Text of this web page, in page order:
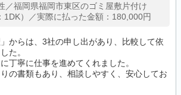
／福岡県福岡市東区のゴミ屋敷片付け
1DK）／実際に払った金額：180,000円
」からは、3社の申し出があり、比較して依
た。
丁寧に仕事を進めてくれました。
の書類もあり、相談しやすく、安心してお